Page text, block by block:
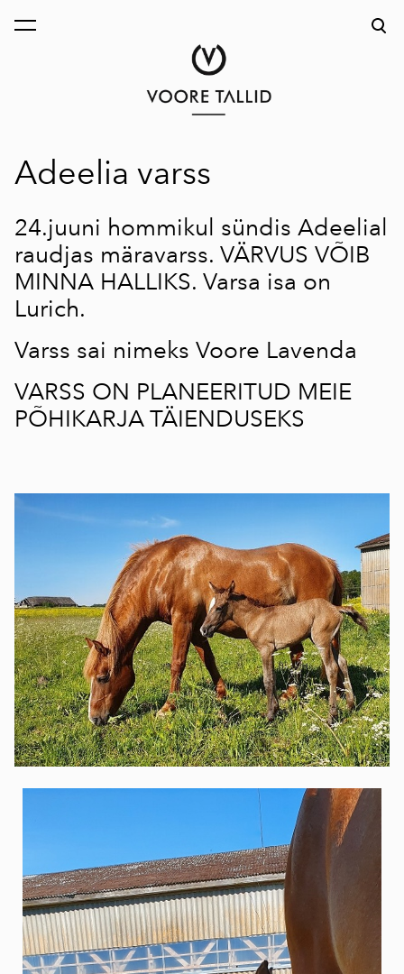
lisati ostukorvi.
Adeelia varss
24.juuni hommikul sündis Adeelial
raudjas märavarss. VÄRVUS VÕIB
MINNA HALLIKS. Varsa isa on
Lurich.
Varss sai nimeks Voore Lavenda
VARSS ON PLANEERITUD MEIE
PÕHIKARJA TÄIENDUSEKS